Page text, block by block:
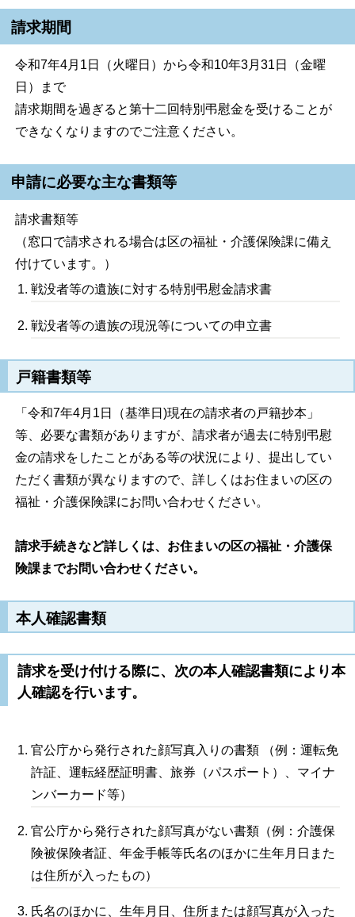
請求期間
令和7年4月1日（火曜日）から令和10年3月31日（金曜
日）まで
請求期間を過ぎると第十二回特別弔慰金を受けることが
できなくなりますのでご注意ください。
申請に必要な主な書類等
請求書類等
（窓口で請求される場合は区の福祉・介護保険課に備え
付けています。）
戦没者等の遺族に対する特別弔慰金請求書
戦没者等の遺族の現況等についての申立書
戸籍書類等
「令和7年4月1日（基準日)現在の請求者の戸籍抄本」
等、必要な書類がありますが、請求者が過去に特別弔慰
金の請求をしたことがある等の状況により、提出してい
ただく書類が異なりますので、詳しくはお住まいの区の
福祉・介護保険課にお問い合わせください。
請求手続きなど詳しくは、お住まいの区の福祉・介護保
険課までお問い合わせください。
本人確認書類
請求を受け付ける際に、次の本人確認書類により本
人確認を行います。
官公庁から発行された顔写真入りの書類 （例：運転免
許証、運転経歴証明書、旅券（パスポート）、マイナ
ンバーカード等）
官公庁から発行された顔写真がない書類（例：介護保
険被保険者証、年金手帳等氏名のほかに生年月日また
は住所が入ったもの）
氏名のほかに、生年月日、住所または顔写真が入った